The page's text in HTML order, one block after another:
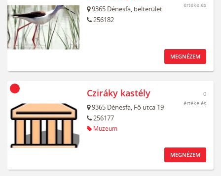
9365 Dénesfa, belterület
256182
értékelés
MEGNÉZEM
Cziráky kastély
9365 Dénesfa, Fő utca 19
256177
Múzeum
0
értékelés
MEGNÉZEM